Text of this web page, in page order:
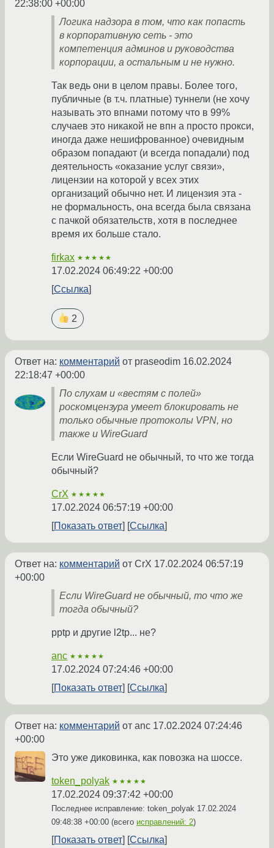
22:38:00 +00:00
Логика надзора в том, что как попасть
в корпоративную сеть - это
компетенция админов и руководства
корпорации, а остальным и не нужно.
Так ведь они в целом правы. Более того,
публичные (в т.ч. платные) туннели (не хочу
называть это впнами потому что в 99%
случаев это никакой не впн а просто прокси,
иногда даже нешифрованное) очевидным
образом попадают (и всегда попадали) под
деятельность «оказание услуг связи»,
лицензии на которой у всех этих
организаций обычно нет. И лицензия эта -
не формальность, она всегда была связана
с пачкой обязательств, хотя в последнее
время их больше стало.
firkax ★★★★★
17.02.2024 06:49:22 +00:00
Ссылка
2
Ответ на: комментарий от praseodim 16.02.2024
22:18:47 +00:00
По слухам и «вестям с полей»
роскомцензура умеет блокировать не
только обычные протоколы VPN, но
также и WireGuard
Если WireGuard не обычный, то что же тогда
обычный?
CrX ★★★★★
17.02.2024 06:57:19 +00:00
Показать ответ
Ссылка
Ответ на: комментарий от CrX 17.02.2024 06:57:19
+00:00
Если WireGuard не обычный, то что же
тогда обычный?
pptp и другие l2tp... не?
anc ★★★★★
17.02.2024 07:24:46 +00:00
Показать ответ
Ссылка
Ответ на: комментарий от anc 17.02.2024 07:24:46
+00:00
Это уже диковинка, как повозка на шоссе.
token_polyak ★★★★★
17.02.2024 09:37:42 +00:00
Последнее исправление: token_polyak 17.02.2024
09:48:38 +00:00 (всего исправлений: 2)
Показать ответ Ссылка